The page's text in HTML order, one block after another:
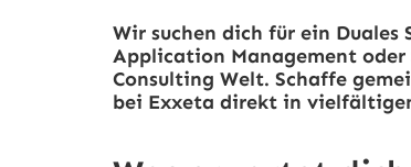
Wir suchen dich für ein
Application Management oder
Consulting Welt. Schaffe
bei Exxeta direkt in